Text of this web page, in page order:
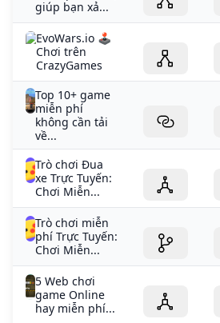
giúp bạn xả...
EvoWars.io 🕹️
Chơi trên
CrazyGames
Top 10+ game
miễn phí
không cần tải
về...
Trò chơi Đua
xe Trực Tuyến:
Chơi Miễn...
Trò chơi miễn
phí Trực Tuyến:
Chơi Miễn...
5 Web chơi
game Online
hay miễn phí...